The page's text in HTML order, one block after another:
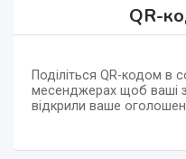
QR-
Поділіться QR-кодом в
месенджерах щоб ваші
відкрили ваше